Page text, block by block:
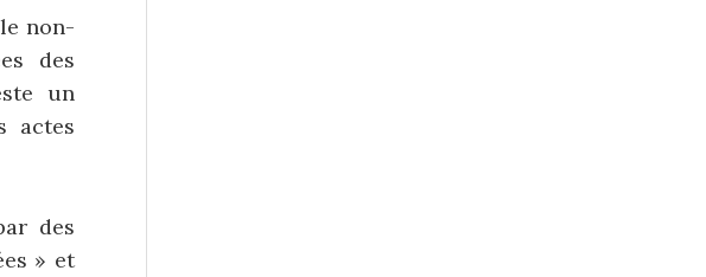
non-
des
un
actes
des
» et